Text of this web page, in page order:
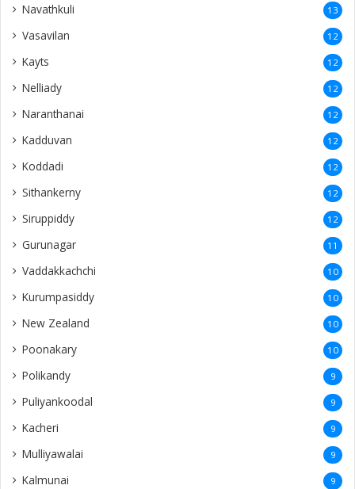
Navathkuli 13
Vasavilan 12
Kayts 12
Nelliady 12
Naranthanai 12
Kadduvan 12
Koddadi 12
Sithankerny 12
Siruppiddy 12
Gurunagar 11
Vaddakkachchi 10
Kurumpasiddy 10
New Zealand 10
Poonakary 10
Polikandy 9
Puliyankoodal 9
Kacheri 9
Mulliyawalai 9
Kalmunai 9